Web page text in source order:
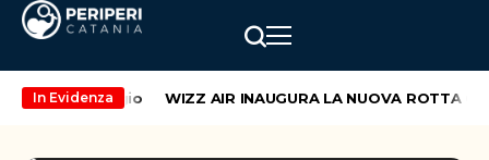
In Evidenza
di maggio WIZZ AIR INAUGURA LA NUOVA ROTTA